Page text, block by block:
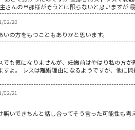
さんの旦那様がそうとは限らないと思いますが
02/20
の方をもつこともありかと思います。
も気になりませんが、妊娠前はやはり私の方
よ。 レスは離婚理由になるようですが、他に
02/21
いできちんと話し合ってそう言った可能性も考